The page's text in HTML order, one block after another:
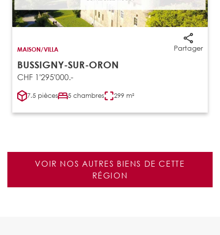
Partager
MAISON/VILLA
BUSSIGNY-SUR-ORON
CHF 1'295'000.-
7.5 pièces 5 chambres 299 m²
VOIR NOS AUTRES BIENS DE CETTE
RÉGION